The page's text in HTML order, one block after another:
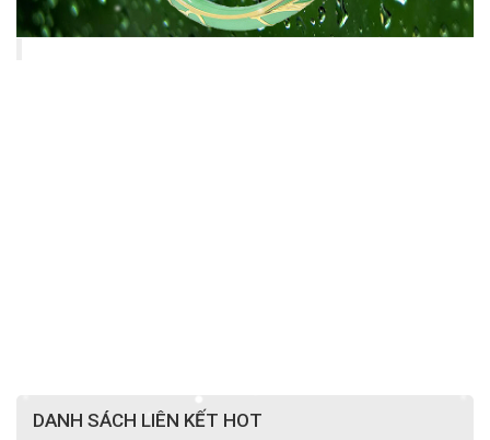
DANH SÁCH LIÊN KẾT HOT